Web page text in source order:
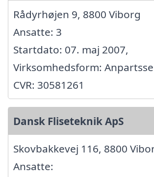
Rådyrhøjen 9, 8800 Viborg
Ansatte: 3
Startdato: 07. maj 2007,
Virksomhedsform:
CVR: 30581261
Dansk Fliseteknik ApS
Skovbakkevej 116, 8800
Ansatte: